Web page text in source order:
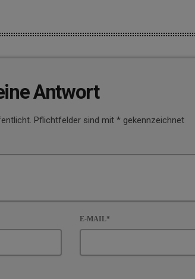
Antwort
Pflichtfelder sind mit * gekennzeichnet
E-MAIL*